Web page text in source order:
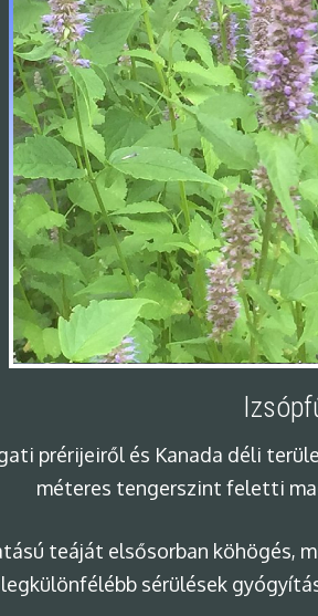
prérijeiről és Kanada déli
méteres tengerszint feletti
teáját elsősorban köhögés,
sérülések